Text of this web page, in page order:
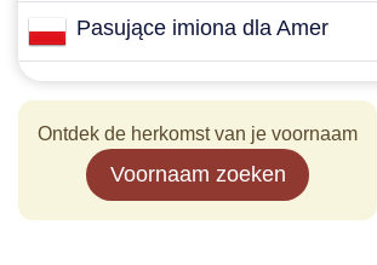
Pasujące imiona dla Amer
Ontdek de herkomst van je voornaam
Voornaam zoeken